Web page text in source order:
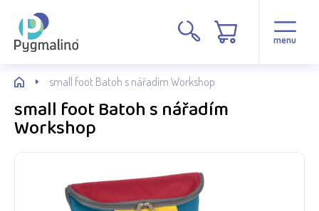
menu
small foot Batoh s nářadím Workshop
small foot Batoh s nářadím
Workshop